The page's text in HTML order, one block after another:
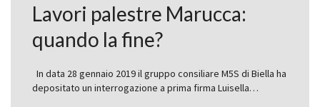
Lavori palestre Marucca:
quando la fine?
In data 28 gennaio 2019 il gruppo consiliare M5S di Biella ha
depositato un interrogazione a prima firma Luisella…